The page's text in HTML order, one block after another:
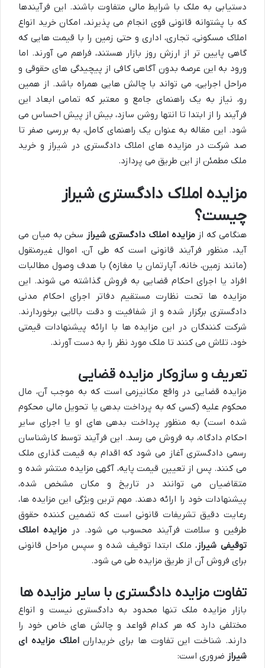
دستیابی به ملک با شرایط مالی متفاوت باشند. این فرآیندها
که با پشتوانه قانونی قوی انجام می پذیرند، امکان خرید انواع
املاک مسکونی، تجاری، اداری و حتی زمین را با قیمت هایی که
گاهی پایین تر از ارزش روز بازار هستند، فراهم می آورند. اما
ورود به این عرصه بدون آگاهی کافی از پیچیدگی های حقوقی و
مراحل اجرایی، می تواند با چالش هایی همراه باشد. از همین
رو، نیاز به یک راهنمای جامع و معتبر که تمامی ابعاد این
فرآیند را از ابتدا تا انتها روشن سازد، بیش از پیش احساس می
شود. این مقاله به عنوان یک راهنمای کامل، به بررسی صفر تا
صد شرکت در مزایده های املاک دادگستری در شیراز و خرید
ملک مطمئن از این طریق می پردازد.
مزایده املاک دادگستری شیراز
چیست؟
هنگامی که ازمزایده املاک دادگستری شیراز سخن به میان می
آید، منظور فرآیند قانونی است که طی آن، اموال غیرمنقول
(مانند زمین، خانه، آپارتمان یا مغازه) با هدف وصول مطالبات
افراد یا اجرای احکام قضایی به فروش گذاشته می شوند. این
مزایده ها تحت نظارت مستقیم دفاتر اجرای احکام مدنی
دادگستری برگزار شده و از شفافیت و دقت بالایی برخوردارند.
شرکت کنندگان در این مزایده ها با ارائه پیشنهادات قیمتی
خود، تلاش می کنند تا ملک مورد نظر را به دست آورند.
تعریف و سازوکار مزایده قضایی
مزایده قضایی در واقع مکانیزمی است که به موجب آن، مال
محکوم علیه (کسی که به پرداخت بدهی یا تحویل مالی محکوم
شده است) به منظور پرداخت بدهی های او یا اجرای سایر
احکام دادگاه، به فروش می رسد. این فرآیند توسط کارشناسان
رسمی دادگستری آغاز می شود که اقدام به قیمت گذاری ملک
می کنند. پس از تعیین قیمت پایه، آگهی مزایده منتشر شده و
متقاضیان می توانند در تاریخ و مکان مشخص شده،
پیشنهادات خود را ارائه دهند. مهم ترین ویژگی این مزایده ها،
رعایت دقیق تشریفات قانونی است که تضمین کننده حقوق
طرفین و سلامت فرآیند محسوب می شود. درمزایده املاک
توقیفی شیراز، ملک ابتدا توقیف شده و سپس مراحل قانونی
برای فروش آن از طریق مزایده طی می شود.
تفاوت مزایده دادگستری با سایر مزایده ها
بازار مزایده ملک تنها محدود به دادگستری نیست و انواع
مختلفی دارد که هر کدام قواعد و چالش های خاص خود را
دارند. شناخت این تفاوت ها برای خریداراناملاک مزایده ای
شیراز ضروری است: